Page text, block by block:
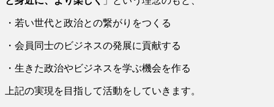
・若い世代と政治との繋がりをつくる
・会員同士のビジネスの発展に貢献する
・生きた政治やビジネスを学ぶ機会を作る
上記の実現を目指して活動をしていきます。